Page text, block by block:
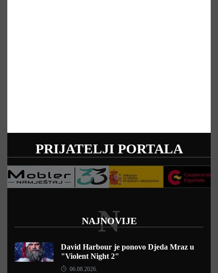
PRIJATELJI PORTALA
NAJNOVIJE
N
David Harbour je ponovo Djeda Mraz u
"Violent Night 2"
06.08.2026.